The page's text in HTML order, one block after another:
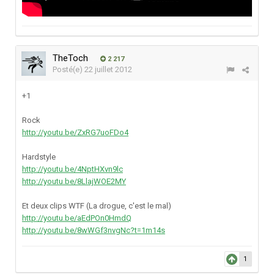
TheToch 2 217
Posté(e) 22 juillet 2012
+1
Rock
http://youtu.be/ZxRG7uoFDo4
Hardstyle
http://youtu.be/4NptHXvn9lc
http://youtu.be/8LlajWOE2MY
Et deux clips WTF (La drogue, c'est le mal)
http://youtu.be/aEdPOn0HmdQ
http://youtu.be/8wWGf3nvgNc?t=1m14s
1